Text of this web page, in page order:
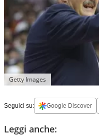
Getty Images
Seguici su: Google Discover
Leggi anche: